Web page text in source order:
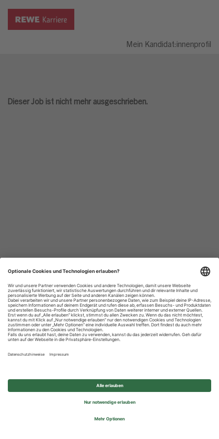
Mein Kandidat:innenprofil
Dieser Job ist nicht mehr ausgeschrieben.
Datenschutzhinweise
Impressum
Privatsphäre-Einstellungen
© 2026 REWE Group - All rights reserved